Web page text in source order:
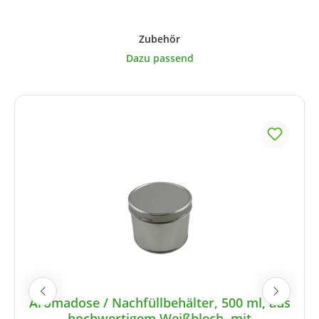
Produktgalerie überspringen
Aromadose / Nachfüllbehälter, 500 ml, aus